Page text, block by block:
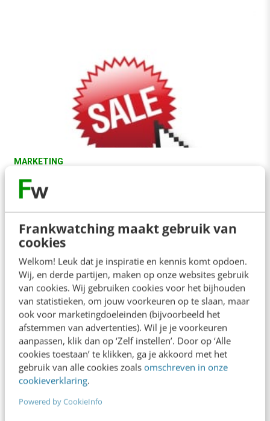
Frankwatching maakt gebruik van
cookies
Welkom! Leuk dat je inspiratie en kennis komt opdoen.
Wij, en derde partijen, maken op onze websites gebruik
van cookies. Wij gebruiken cookies voor het bijhouden
van statistieken, om jouw voorkeuren op te slaan, maar
ook voor marketingdoeleinden (bijvoorbeeld het
afstemmen van advertenties). Wil je je voorkeuren
aanpassen, klik dan op ‘Zelf instellen’. Door op ‘Alle
cookies toestaan’ te klikken, ga je akkoord met het
gebruik van alle cookies zoals omschreven in onze
cookieverklaring.
Powered by CookieInfo
MARKETING
zaken doet!
commerce 17 jaar later toch op weg zou moeten
zijn naar volwassenheid? Meet Magento…
Stephan ten Kate· 14 jaar geleden